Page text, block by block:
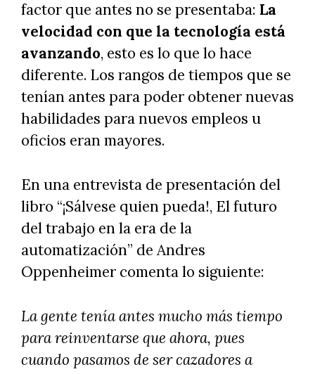
factor que antes no se presentaba: La
velocidad con que la tecnología está
avanzando, esto es lo que lo hace
diferente. Los rangos de tiempos que se
tenían antes para poder obtener nuevas
habilidades para nuevos empleos u
oficios eran mayores.
En una entrevista de presentación del
libro “¡Sálvese quien pueda!, El futuro
del trabajo en la era de la
automatización” de Andres
Oppenheimer comenta lo siguiente:
La gente tenía antes mucho más tiempo
para reinventarse que ahora, pues
cuando pasamos de ser cazadores a